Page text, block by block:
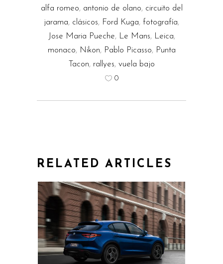
alfa romeo, antonio de olano, circuito del
jarama, clásicos, Ford Kuga, fotografía,
Jose Maria Pueche, Le Mans, Leica,
monaco, Nikon, Pablo Picasso, Punta
Tacon, rallyes, vuela bajo
0
RELATED ARTICLES